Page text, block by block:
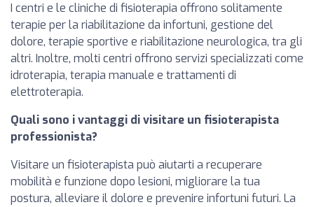
I centri e le cliniche di fisioterapia offrono solitamente
terapie per la riabilitazione da infortuni, gestione del
dolore, terapie sportive e riabilitazione neurologica, tra gli
altri. Inoltre, molti centri offrono servizi specializzati come
idroterapia, terapia manuale e trattamenti di
elettroterapia.
Quali sono i vantaggi di visitare un fisioterapista
professionista?
Visitare un fisioterapista può aiutarti a recuperare
mobilità e funzione dopo lesioni, migliorare la tua
postura, alleviare il dolore e prevenire infortuni futuri. La